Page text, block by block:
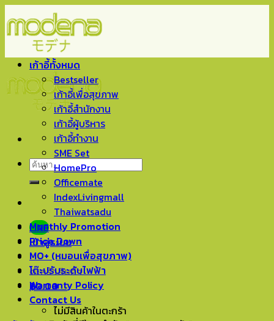
to
content
ค้นหา:
LINE
เข้าสู่ระบบ
ตะกร้าสินค้า
฿0.000
ไม่มีสินค้าในตะกร้า
เก้าอี้ทั้งหมด
Bestseller
เก้าอี้เพื่อสุขภาพ
เก้าอี้สำนักงาน
เก้าอี้ผู้บริหาร
เก้าอี้ทำงาน
SME Set
HomePro
Officemate
IndexLivingmall
Thaiwatsadu
Monthly Promotion
Price Down
MO+ (หมอนเพื่อสุขภาพ)
โต๊ะปรับระดับไฟฟ้า
Warranty Policy
Contact Us